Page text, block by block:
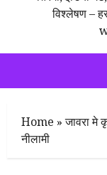
Home »जावरा मे
नीलामी